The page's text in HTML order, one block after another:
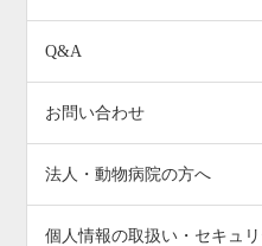
Q&A
お問い合わせ
法人・動物病院の方へ
個人情報の取扱い・セキュ